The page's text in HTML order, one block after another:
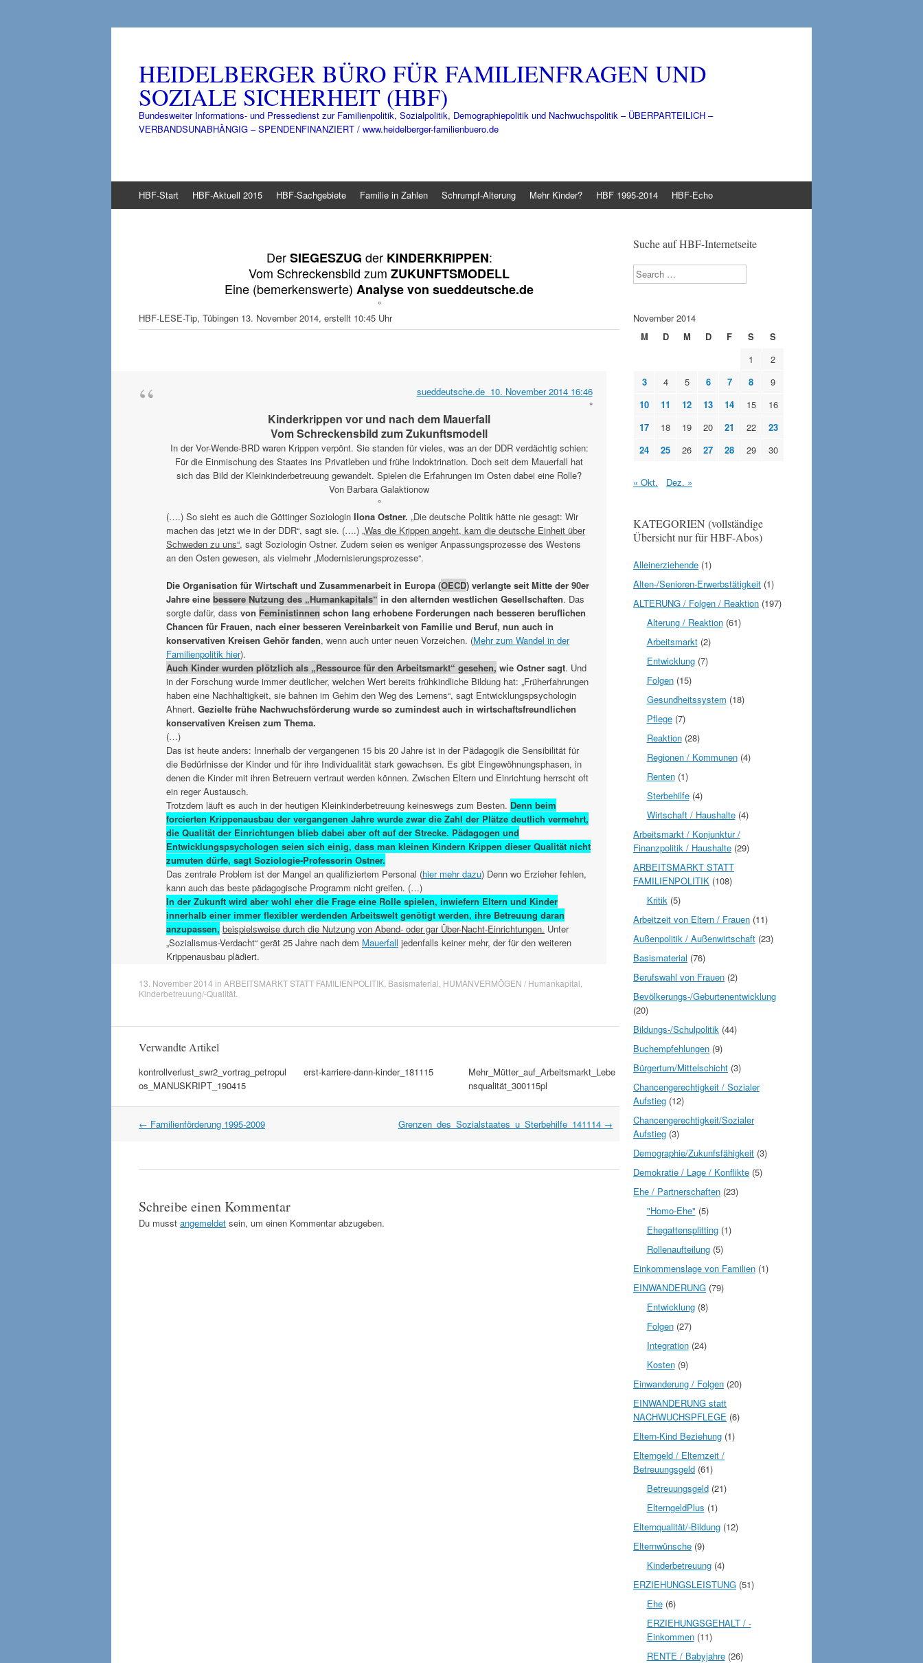
HEIDELBERGER BÜRO FÜR FAMILIENFRAGEN UND
SOZIALE SICHERHEIT (HBF)
Bundesweiter Informations- und Pressedienst zur Familienpolitik, Sozialpolitik, Demographiepolitik und Nachwuchspolitik – ÜBERPARTEILICH –
VERBANDSUNABHÄNGIG – SPENDENFINANZIERT / www.heidelberger-familienbuero.de
Inhalt
HBF-Start HBF-Aktuell 2015 HBF-Sachgebiete Familie in Zahlen Schrumpf-Alterung Mehr Kinder? HBF 1995-2014 HBF-Echo
DerSIEGESZUG der KINDERKRIPPEN:
Vom Schreckensbild zum ZUKUNFTSMODELL
Eine (bemerkenswerte) Analyse von sueddeutsche.de
°
HBF-LESE-Tip, Tübingen 13. November 2014, erstellt 10:45 Uhr
sueddeutsche.de 10. November 2014 16:46
°
Kinderkrippen vor und nach dem Mauerfall
Vom Schreckensbild zum Zukunftsmodell
In der Vor-Wende-BRD waren Krippen verpönt. Sie standen für vieles, was an der DDR verdächtig schien:
Für die Einmischung des Staates ins Privatleben und frühe Indoktrination. Doch seit dem Mauerfall hat
sich das Bild der Kleinkinderbetreuung gewandelt. Spielen die Erfahrungen im Osten dabei eine Rolle?
Von Barbara Galaktionow
°
(….) So sieht es auch die Göttinger Soziologin Ilona Ostner. „Die deutsche Politik hätte nie gesagt: Wir
machen das jetzt wie in der DDR“, sagt sie. (….) „Was die Krippen angeht, kam die deutsche Einheit über
Schweden zu uns“, sagt Soziologin Ostner. Zudem seien es weniger Anpassungsprozesse des Westens
an den Osten gewesen, als vielmehr „Modernisierungsprozesse“.
Die Organisation für Wirtschaft und Zusammenarbeit in Europa (OECD) verlangte seit Mitte der 90er
Jahre eine bessere Nutzung des „Humankapitals“ in den alternden westlichen Gesellschaften. Das
sorgte dafür, dass von Feministinnen schon lang erhobene Forderungen nach besseren beruflichen
Chancen für Frauen, nach einer besseren Vereinbarkeit von Familie und Beruf, nun auch in
konservativen Kreisen Gehör fanden, wenn auch unter neuen Vorzeichen. (Mehr zum Wandel in der
Familienpolitik hier).
Auch Kinder wurden plötzlich als „Ressource für den Arbeitsmarkt“ gesehen, wie Ostner sagt. Und
in der Forschung wurde immer deutlicher, welchen Wert bereits frühkindliche Bildung hat: „Früherfahrungen
haben eine Nachhaltigkeit, sie bahnen im Gehirn den Weg des Lernens“, sagt Entwicklungspsychologin
Ahnert. Gezielte frühe Nachwuchsförderung wurde so zumindest auch in wirtschaftsfreundlichen
konservativen Kreisen zum Thema.
(…)
Das ist heute anders: Innerhalb der vergangenen 15 bis 20 Jahre ist in der Pädagogik die Sensibilität für
die Bedürfnisse der Kinder und für ihre Individualität stark gewachsen. Es gibt Eingewöhnungsphasen, in
denen die Kinder mit ihren Betreuern vertraut werden können. Zwischen Eltern und Einrichtung herrscht oft
ein reger Austausch.
Trotzdem läuft es auch in der heutigen Kleinkinderbetreuung keineswegs zum Besten. Denn beim
forcierten Krippenausbau der vergangenen Jahre wurde zwar die Zahl der Plätze deutlich vermehrt,
die Qualität der Einrichtungen blieb dabei aber oft auf der Strecke. Pädagogen und
Entwicklungspsychologen seien sich einig, dass man kleinen Kindern Krippen dieser Qualität nicht
zumuten dürfe, sagt Soziologie-Professorin Ostner.
Das zentrale Problem ist der Mangel an qualifiziertem Personal (hier mehr dazu) Denn wo Erzieher fehlen,
kann auch das beste pädagogische Programm nicht greifen. (…)
In der Zukunft wird aber wohl eher die Frage eine Rolle spielen, inwiefern Eltern und Kinder
innerhalb einer immer flexibler werdenden Arbeitswelt genötigt werden, ihre Betreuung daran
anzupassen, beispielsweise durch die Nutzung von Abend- oder gar Über-Nacht-Einrichtungen. Unter
„Sozialismus-Verdacht“ gerät 25 Jahre nach dem Mauerfall jedenfalls keiner mehr, der für den weiteren
Krippenausbau plädiert.
13. November 2014 in ARBEITSMARKT STATT FAMILIENPOLITIK Basismaterial HUMANVERMÖGEN / Humankapital
Kinderbetreuung/-Qualität
Verwandte Artikel
kontrollverlust_swr2_vortrag_petropul
os_MANUSKRIPT_190415
erst-karriere-dann-kinder_181115
Mehr_Mütter_auf_Arbeitsmarkt_Lebe
nsqualität_300115pl
Artikel
← Familienförderung 1995-2009 Grenzen_des_Sozialstaates_u_Sterbehilfe_141114 →
Schreibe einen Kommentar
Du musst angemeldet sein, um einen Kommentar abzugeben.
Suche auf HBF-Internetseite
Search
November 2014
M
D M D F S
S
1
2
3
4 5 6 7 8
9
10
11 12 13 14 15
16
17
18 19 20 21 22
23
24
25 26 27 28 29 30
« Okt. Dez. »
KATEGORIEN (vollständige
Übersicht nur für HBF-Abos)
Alleinerziehende (1)
Alten-/Senioren-Erwerbstätigkeit (1)
ALTERUNG / Folgen / Reaktion (197)
Alterung / Reaktion(61)
Arbeitsmarkt(2)
Entwicklung(7)
Folgen(15)
Gesundheitssystem (18)
Pflege(7)
Reaktion(28)
Regionen / Kommunen(4)
Renten(1)
Sterbehilfe(4)
Wirtschaft / Haushalte(4)
Arbeitsmarkt / Konjunktur /
Finanzpolitik / Haushalte (29)
ARBEITSMARKT STATT
FAMILIENPOLITIK (108)
Kritik(5)
Arbeitzeit von Eltern / Frauen (11)
Außenpolitik / Außenwirtschaft (23)
Basismaterial (76)
Berufswahl von Frauen (2)
Bevölkerungs-/Geburtenentwicklung
(20)
Bildungs-/Schulpolitik (44)
Buchempfehlungen (9)
Bürgertum/Mittelschicht (3)
Chancengerechtigkeit / Sozialer
Aufstieg (12)
Chancengerechtigkeit/Sozialer
Aufstieg (3)
Demographie/Zukunfsfähigkeit (3)
Demokratie / Lage / Konflikte (5)
Ehe / Partnerschaften (23)
"Homo-Ehe" (5)
Ehegattensplitting(1)
Rollenaufteilung(5)
Einkommenslage von Familien (1)
EINWANDERUNG (79)
Entwicklung(8)
Folgen(27)
Integration(24)
Kosten(9)
Einwanderung / Folgen (20)
EINWANDERUNG statt
NACHWUCHSPFLEGE (6)
Eltern-Kind Beziehung (1)
Elterngeld / Elternzeit /
Betreuungsgeld (61)
Betreuungsgeld(21)
ElterngeldPlus (1)
Elternqualität/-Bildung (12)
Elternwünsche (9)
Kinderbetreuung(4)
ERZIEHUNGSLEISTUNG (51)
Ehe(6)
ERZIEHUNGSGEHALT / -
Einkommen(11)
RENTE / Babyjahre(26)